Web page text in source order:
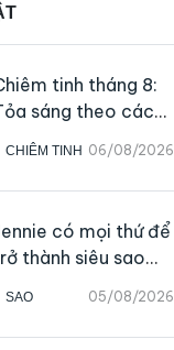
CHIÊM TINH 06/08/2026
tinh tháng 8:
sáng theo cách
của chính mình
SAO 05/08/2026
có mọi thứ để
thành siêu sao